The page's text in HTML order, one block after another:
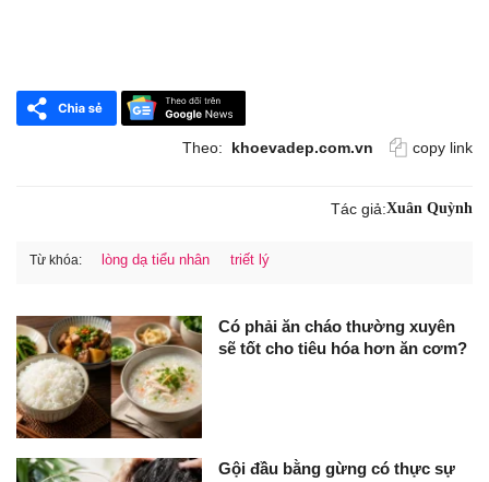
Theo: khoevadep.com.vn copy link
Tác giả:Xuân Quỳnh
Từ khóa: lòng dạ tiểu nhân triết lý
Có phải ăn cháo thường xuyên
sẽ tốt cho tiêu hóa hơn ăn cơm?
Gội đầu bằng gừng có thực sự